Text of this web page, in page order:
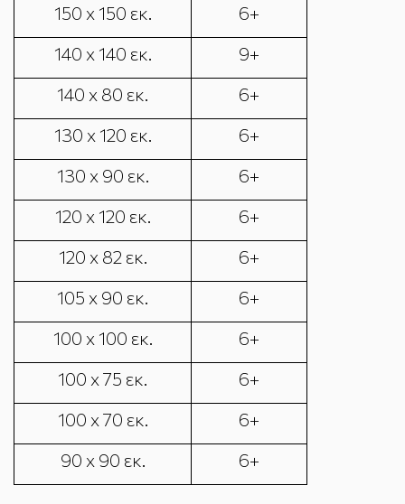
150 x 150 εκ.
6+
140 x 140 εκ.
9+
140 x 80 εκ.
6+
130 x 120 εκ.
6+
130 x 90 εκ.
6+
120 x 120 εκ.
6+
120 x 82 εκ.
6+
105 x 90 εκ.
6+
100 x 100 εκ.
6+
100 x 75 εκ.
6+
100 x 70 εκ.
6+
90 x 90 εκ.
6+